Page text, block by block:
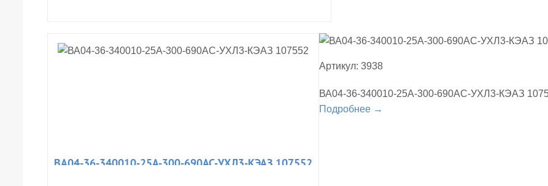
ВА04-36-340010-25А-300-690AC-УХЛ3-КЭАЗ 107552
Артикул: 3938
ВА04-36-340010-25А-300-690AC-УХЛ3-КЭАЗ
Подробнее →